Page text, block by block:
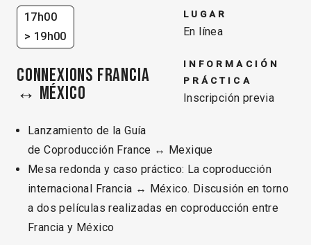
LUGAR
En línea
INFORMACIÓN
PRÁCTICA
Inscripción previa
17h00
> 19h00
CONNEXIONS FRANCIA
↔ MÉXICO
Lanzamiento de la Guía
de Coproducción France ↔ Mexique
Mesa redonda y caso práctico: La coproducción
internacional Francia ↔ México. Discusión en torno
a dos películas realizadas en coproducción entre
Francia y México